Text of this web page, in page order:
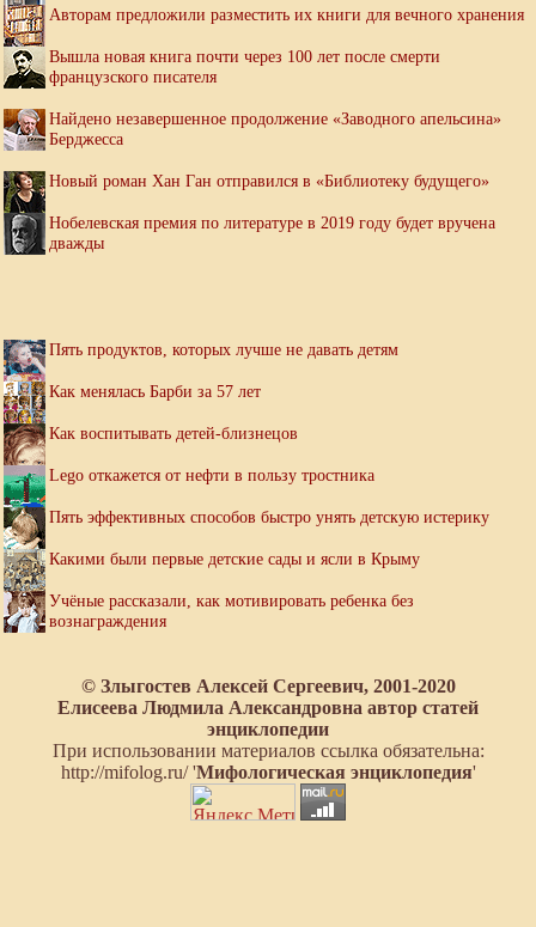
Авторам предложили разместить их книги для вечного хранения
Вышла новая книга почти через 100 лет после смерти
французского писателя
Найдено незавершенное продолжение «Заводного апельсина»
Берджесса
Новый роман Хан Ган отправился в «Библиотеку будущего»
Нобелевская премия по литературе в 2019 году будет вручена
дважды
Пять продуктов, которых лучше не давать детям
Как менялась Барби за 57 лет
Как воспитывать детей-близнецов
Lego откажется от нефти в пользу тростника
Пять эффективных способов быстро унять детскую истерику
Какими были первые детские сады и ясли в Крыму
Учёные рассказали, как мотивировать ребенка без
вознаграждения
© Злыгостев Алексей Сергеевич, 2001-2020
Елисеева Людмила Александровна автор статей
энциклопедии
При использовании материалов ссылка обязательна:
http://mifolog.ru/ 'Мифологическая энциклопедия'